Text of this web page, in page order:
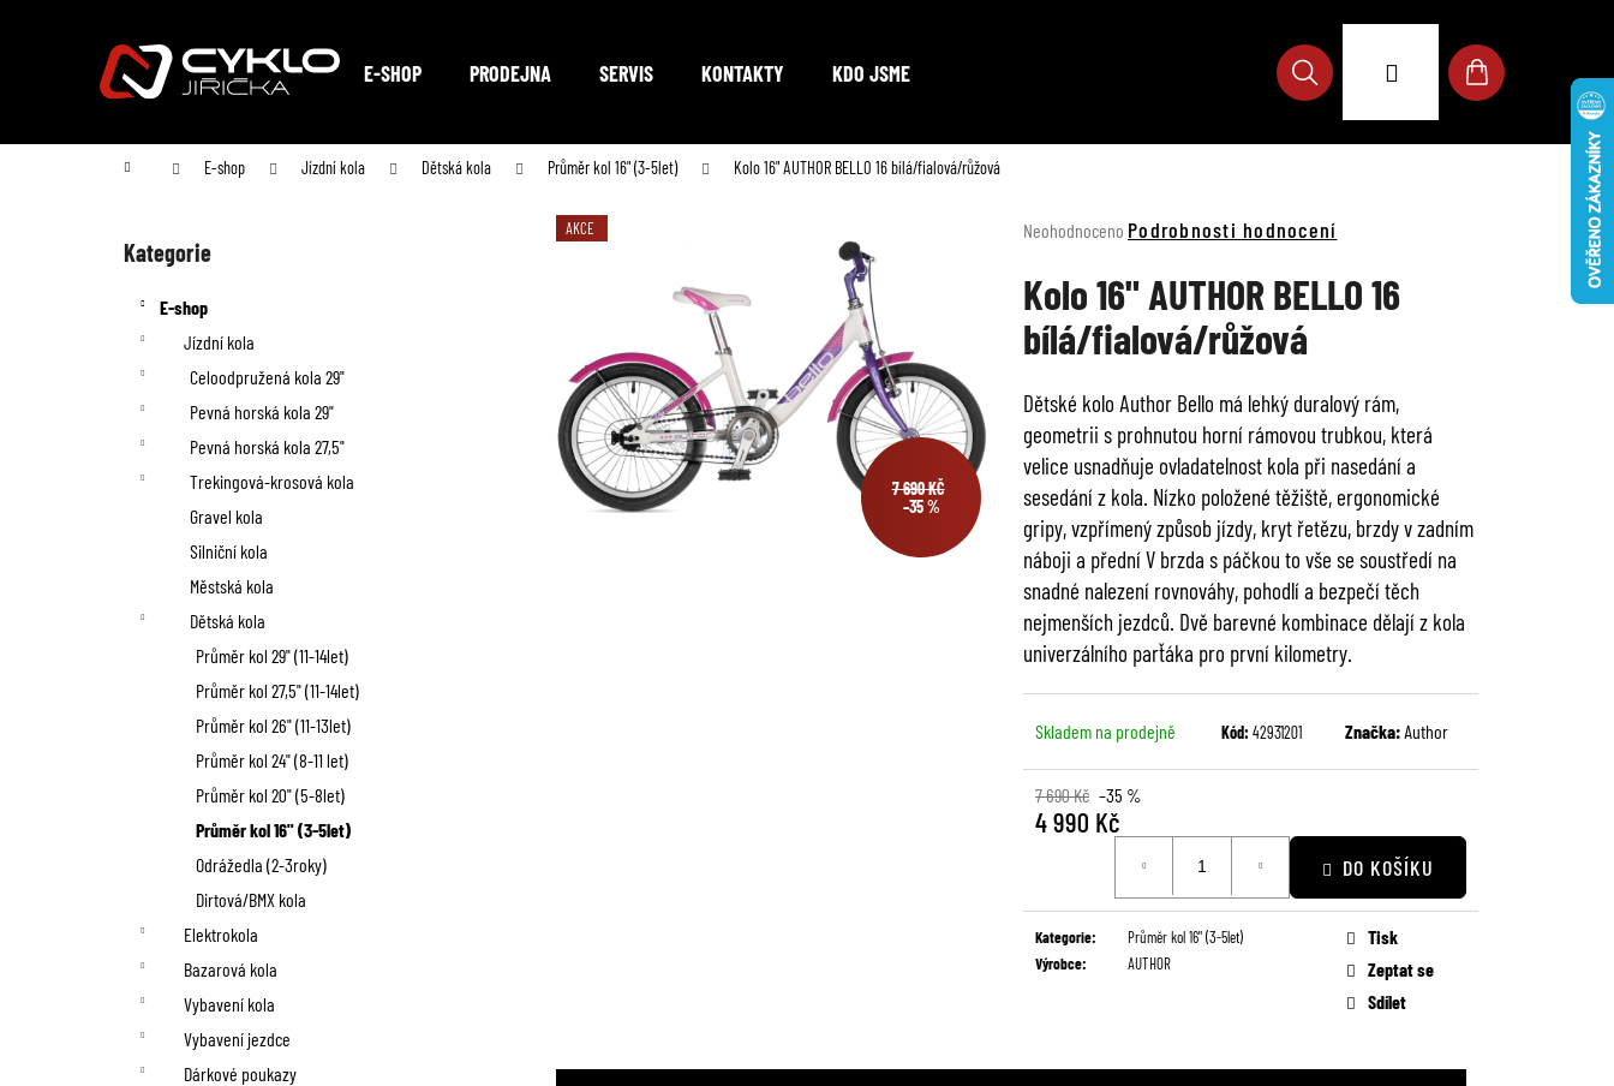
E-SHOP PRODEJNA SERVIS KONTAKTY KDO JSME
Hledat
Přihlášení
Nákupní
Domů E-shop Jízdní kola Dětská kola Průměr kol 16" (3-5let) Kolo 16" AUTHOR BELLO 16 bílá/fialová/růžová
Přeskočit
Kategorie
E-shop
Jízdní kola
Celoodpružená kola 29"
Pevná horská kola 29"
Pevná horská kola 27,5"
Trekingová-krosová kola
Gravel kola
Silniční kola
Městská kola
Dětská kola
Průměr kol 29" (11-14let)
Průměr kol 27,5" (11-14let)
Průměr kol 26" (11-13let)
Průměr kol 24" (8-11 let)
Průměr kol 20" (5-8let)
Průměr kol 16" (3-5let)
Odrážedla (2-3roky)
Dirtová/BMX kola
Elektrokola
Bazarová kola
Vybavení kola
Vybavení jezdce
Dárkové poukazy
Průměrné
produktu
je
0,0
z
hvězdiček.
Neohodnoceno Podrobnosti hodnocení
Kolo 16" AUTHOR BELLO 16
bílá/fialová/růžová
Dětské kolo Author Bello má lehký duralový rám,
geometrii s prohnutou horní rámovou trubkou, která
velice usnadňuje ovladatelnost kola při nasedání a
sesedání z kola. Nízko položené těžiště, ergonomické
gripy, vzpřímený způsob jízdy, kryt řetězu, brzdy v zadním
náboji a přední V brzda s páčkou to vše se soustředí na
snadné nalezení rovnováhy, pohodlí a bezpečí těch
nejmenších jezdců. Dvě barevné kombinace dělají z kola
univerzálního parťáka pro první kilometry.
Skladem na prodejně Kód:42931201 Značka: Author
7 690 Kč –35 %
4 990 Kč
DO KOŠÍKU
Kategorie:
Průměr kol 16" (3-5let)
Výrobce: AUTHOR
Tisk
Zeptat se
Sdílet
AKCE
7 690 KČ
–35 %
Zpět
Zpět
Co potřebujete najít?
HLEDAT
Doporučujeme